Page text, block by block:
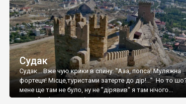
Судак
Судак... Вже чую крики в спину: "Ааа, попса! Муляжна
фортеця! Місце,туристами затерте до дір!..." Но то
мене ще там не було, ну не "дірявив" я там нічого...
принаймні до цього літа.